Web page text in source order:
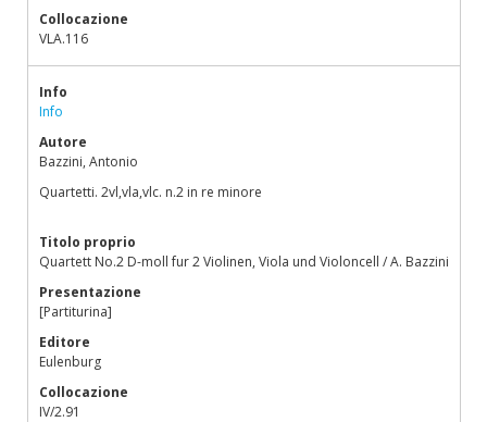
Collocazione
VLA.116
Info
Info
Autore
Bazzini, Antonio
Quartetti. 2vl,vla,vlc. n.2 in re minore
Titolo proprio
Quartett No.2 D-moll fur 2 Violinen, Viola und Violoncell / A. Bazzini
Presentazione
[Partiturina]
Editore
Eulenburg
Collocazione
IV/2.91